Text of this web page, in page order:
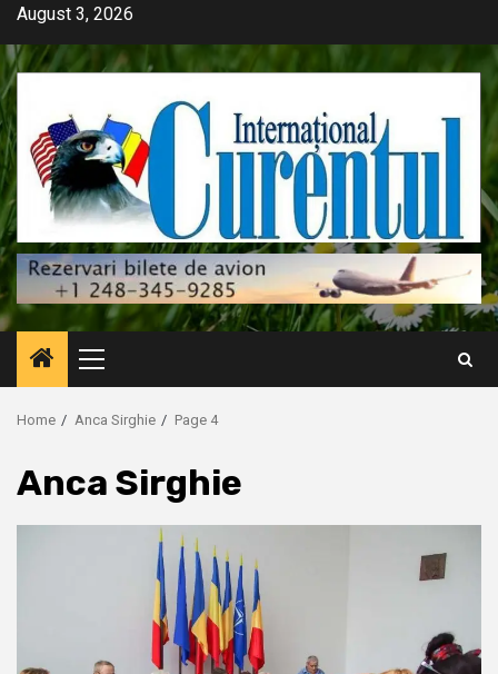
Skip
content
August 3, 2026
Primary
Menu
Home Anca Sirghie Page 4
Anca Sirghie